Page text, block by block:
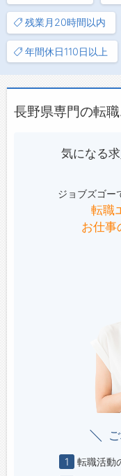
残業月20時間以内
年間休日110日以上
長野県専門の転
気になる
ジョブズゴー
転職
お仕事
1
転職活動